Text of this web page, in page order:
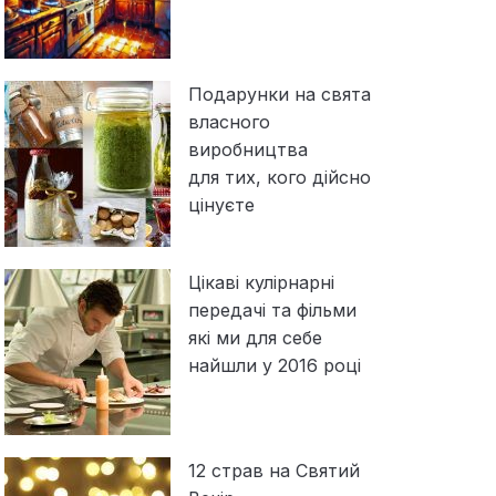
Подарунки на свята
власного
виробництва
для тих, кого дійсно
цінуєте
Цікаві кулірнарні
передачі та фільми
які ми для себе
найшли у 2016 році
12 страв на Святий